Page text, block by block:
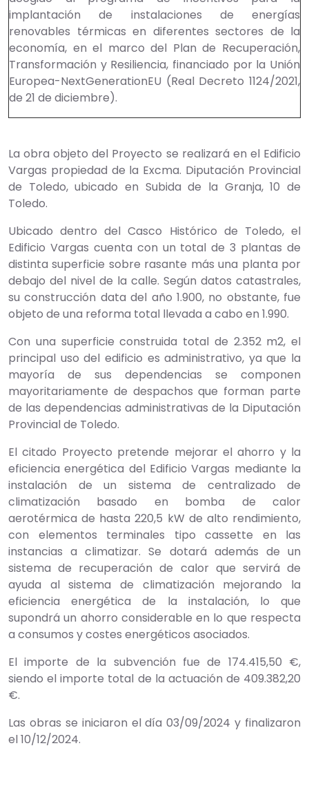
implantación de instalaciones de energías
renovables térmicas en diferentes sectores de la
economía, en el marco del Plan de Recuperación,
Transformación y Resiliencia, financiado por la Unión
Europea-NextGenerationEU (Real Decreto 1124/2021,
de 21 de diciembre).
La obra objeto del Proyecto se realizará en el Edificio
Vargas propiedad de la Excma. Diputación Provincial
de Toledo, ubicado en Subida de la Granja, 10 de
Toledo.
Ubicado dentro del Casco Histórico de Toledo, el
Edificio Vargas cuenta con un total de 3 plantas de
distinta superficie sobre rasante más una planta por
debajo del nivel de la calle. Según datos catastrales,
su construcción data del año 1.900, no obstante, fue
objeto de una reforma total llevada a cabo en 1.990.
Con una superficie construida total de 2.352 m2, el
principal uso del edificio es administrativo, ya que la
mayoría de sus dependencias se componen
mayoritariamente de despachos que forman parte
de las dependencias administrativas de la Diputación
Provincial de Toledo.
El citado Proyecto pretende mejorar el ahorro y la
eficiencia energética del Edificio Vargas mediante la
instalación de un sistema de centralizado de
climatización basado en bomba de calor
aerotérmica de hasta 220,5 kW de alto rendimiento,
con elementos terminales tipo cassette en las
instancias a climatizar. Se dotará además de un
sistema de recuperación de calor que servirá de
ayuda al sistema de climatización mejorando la
eficiencia energética de la instalación, lo que
supondrá un ahorro considerable en lo que respecta
a consumos y costes energéticos asociados.
El importe de la subvención fue de 174.415,50 €,
siendo el importe total de la actuación de 409.382,20
€.
Las obras se iniciaron el día 03/09/2024 y finalizaron
el 10/12/2024.